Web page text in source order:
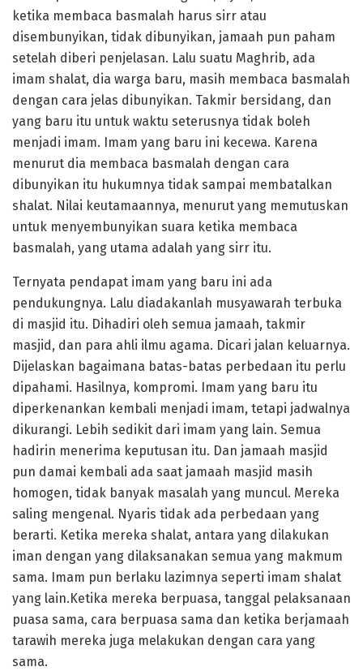
ketika membaca basmalah harus sirr atau
disembunyikan, tidak dibunyikan, jamaah pun paham
setelah diberi penjelasan. Lalu suatu Maghrib, ada
imam shalat, dia warga baru, masih membaca basmalah
dengan cara jelas dibunyikan. Takmir bersidang, dan
yang baru itu untuk waktu seterusnya tidak boleh
menjadi imam. Imam yang baru ini kecewa. Karena
menurut dia membaca basmalah dengan cara
dibunyikan itu hukumnya tidak sampai membatalkan
shalat. Nilai keutamaannya, menurut yang memutuskan
untuk menyembunyikan suara ketika membaca
basmalah, yang utama adalah yang sirr itu.
Ternyata pendapat imam yang baru ini ada
pendukungnya. Lalu diadakanlah musyawarah terbuka
di masjid itu. Dihadiri oleh semua jamaah, takmir
masjid, dan para ahli ilmu agama. Dicari jalan keluarnya.
Dijelaskan bagaimana batas-batas perbedaan itu perlu
dipahami. Hasilnya, kompromi. Imam yang baru itu
diperkenankan kembali menjadi imam, tetapi jadwalnya
dikurangi. Lebih sedikit dari imam yang lain. Semua
hadirin menerima keputusan itu. Dan jamaah masjid
pun damai kembali ada saat jamaah masjid masih
homogen, tidak banyak masalah yang muncul. Mereka
saling mengenal. Nyaris tidak ada perbedaan yang
berarti. Ketika mereka shalat, antara yang dilakukan
iman dengan yang dilaksanakan semua yang makmum
sama. Imam pun berlaku lazimnya seperti imam shalat
yang lain.Ketika mereka berpuasa, tanggal pelaksanaan
puasa sama, cara berpuasa sama dan ketika berjamaah
tarawih mereka juga melakukan dengan cara yang
sama.